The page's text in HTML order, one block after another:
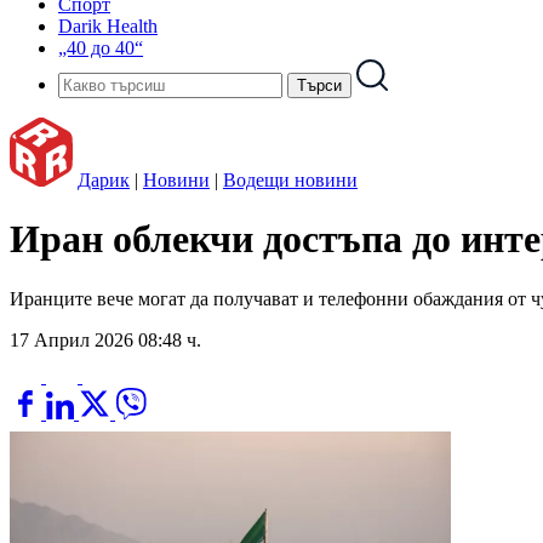
Спорт
Darik Health
„40 до 40“
Дарик | Новини | Водещи новини
Иран облекчи достъпа до
Иранците вече могат да получават и телефонни обаждания от
17 Април 2026 08:48 ч.